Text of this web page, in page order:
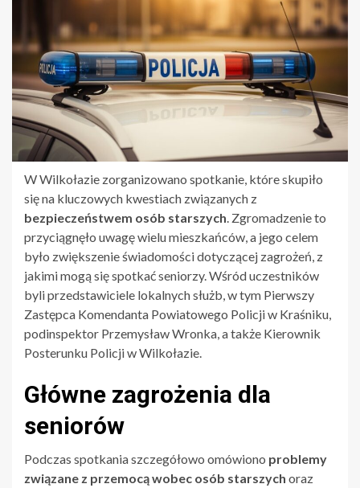
W Wilkołazie zorganizowano spotkanie, które skupiło
się na kluczowych kwestiach związanych z
bezpieczeństwem osób starszych. Zgromadzenie to
przyciągnęło uwagę wielu mieszkańców, a jego celem
było zwiększenie świadomości dotyczącej zagrożeń, z
jakimi mogą się spotkać seniorzy. Wśród uczestników
byli przedstawiciele lokalnych służb, w tym Pierwszy
Zastępca Komendanta Powiatowego Policji w Kraśniku,
podinspektor Przemysław Wronka, a także Kierownik
Posterunku Policji w Wilkołazie.
Główne zagrożenia dla
seniorów
Podczas spotkania szczegółowo omówiono problemy
związane z przemocą wobec osób starszych oraz